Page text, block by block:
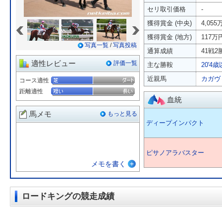
写真一覧 /写真投稿
適性レビュー 評価一覧
コース適性
距離適性
馬メモ もっと見る
メモを書く
セリ取引価格
-
獲得賞金 (中央)
4,055
獲得賞金 (地方)
117万
通算成績
41戦2
主な勝鞍
20'4歳
近親馬
カガ
血統
ディープインパクト
ピサノアラバスター
ロードキングの競走成績